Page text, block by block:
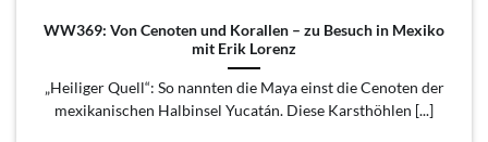
WW369: Von Cenoten und Korallen – zu Besuch in Mexiko
mit Erik Lorenz
„Heiliger Quell“: So nannten die Maya einst die Cenoten der
mexikanischen Halbinsel Yucatán. Diese Karsthöhlen [...]